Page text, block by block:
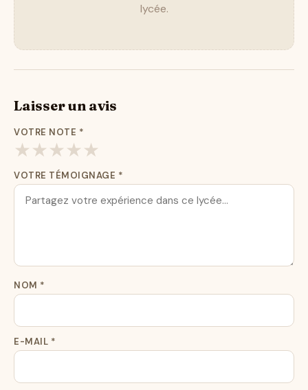
lycée.
Laisser un avis
VOTRE NOTE *
★★★★★
VOTRE TÉMOIGNAGE *
NOM *
E-MAIL *